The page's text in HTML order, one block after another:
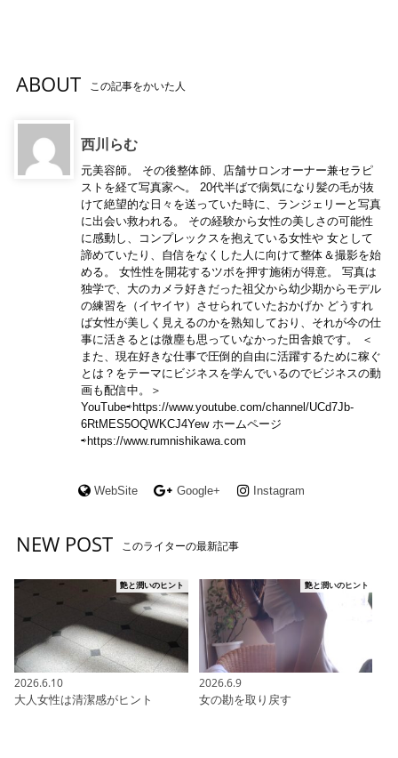
ABOUT この記事をかいた人
西川らむ
元美容師。 その後整体師、店舗サロンオーナー兼セラピ
ストを経て写真家へ。 20代半ばで病気になり髪の毛が抜
けて絶望的な日々を送っていた時に、ランジェリーと写真
に出会い救われる。 その経験から女性の美しさの可能性
に感動し、コンプレックスを抱えている女性や 女として
諦めていたり、自信をなくした人に向けて整体＆撮影を始
める。 女性性を開花するツボを押す施術が得意。 写真は
独学で、大のカメラ好きだった祖父から幼少期からモデル
の練習を（イヤイヤ）させられていたおかげか どうすれ
ば女性が美しく見えるのかを熟知しており、それが今の仕
事に活きるとは微塵も思っていなかった田舎娘です。 ＜
また、現在好きな仕事で圧倒的自由に活躍するために稼ぐ
とは？をテーマにビジネスを学んでいるのでビジネスの動
画も配信中。＞
YouTube⇨https://www.youtube.com/channel/UCd7Jb-
6RtMES5OQWKCJ4Yew ホームページ
⇨https://www.rumnishikawa.com
WebSite Google+ Instagram
NEW POST このライターの最新記事
艶と潤いのヒント
2026.6.10
大人女性は清潔感がヒント
艶と潤いのヒント
2026.6.9
女の勘を取り戻す